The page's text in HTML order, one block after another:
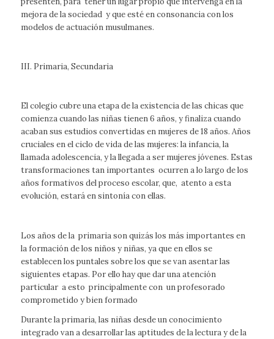
mejora de la sociedad y que esté en consonancia con los
modelos de actuación musulmanes.
III. Primaria, Secundaria
El colegio cubre una etapa de la existencia de las chicas que
comienza cuando las niñas tienen 6 años, y finaliza cuando
acaban sus estudios convertidas en mujeres de 18 años. Años
cruciales en el ciclo de vida de las mujeres: la infancia, la
llamada adolescencia, y la llegada a ser mujeres jóvenes. Estas
transformaciones tan importantes ocurren a lo largo de los
años formativos del proceso escolar, que, atento a esta
evolución, estará en sintonía con ellas.
Los años de la primaria son quizás los más importantes en
la formación de los niños y niñas, ya que en ellos se
establecen los puntales sobre los que se van asentar las
siguientes etapas. Por ello hay que dar una atención
particular a esto principalmente con un profesorado
comprometido y bien formado
Durante la primaria, las niñas desde un conocimiento
integrado van a desarrollar las aptitudes de la lectura y de la